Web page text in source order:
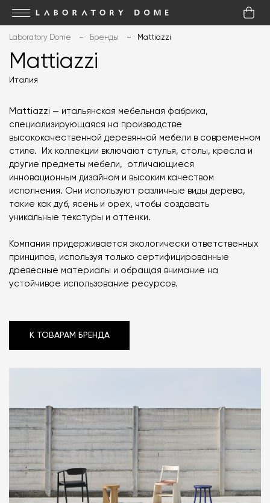
Laboratory Dome Бренды Mattiazzi
Mattiazzi
Италия
Mattiazzi — итальянская мебельная фабрика,
специализирующаяся на производстве
высококачественной деревянной мебели в современном
стиле. Их коллекции включают стулья, столы, кресла и
другие предметы мебели, отличающиеся
инновационным дизайном и высоким качеством
исполнения. Они используют различные виды дерева,
такие как дуб, ясень и орех, чтобы создавать
уникальные текстуры и оттенки.
Компания придерживается экологически ответственных
принципов, используя только сертифицированные
древесные материалы и обращая внимание на
устойчивое использование ресурсов.
К ТОВАРАМ БРЕНДА